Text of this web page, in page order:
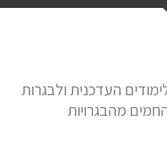
העדכנית ולבגרות
מהבגרויות